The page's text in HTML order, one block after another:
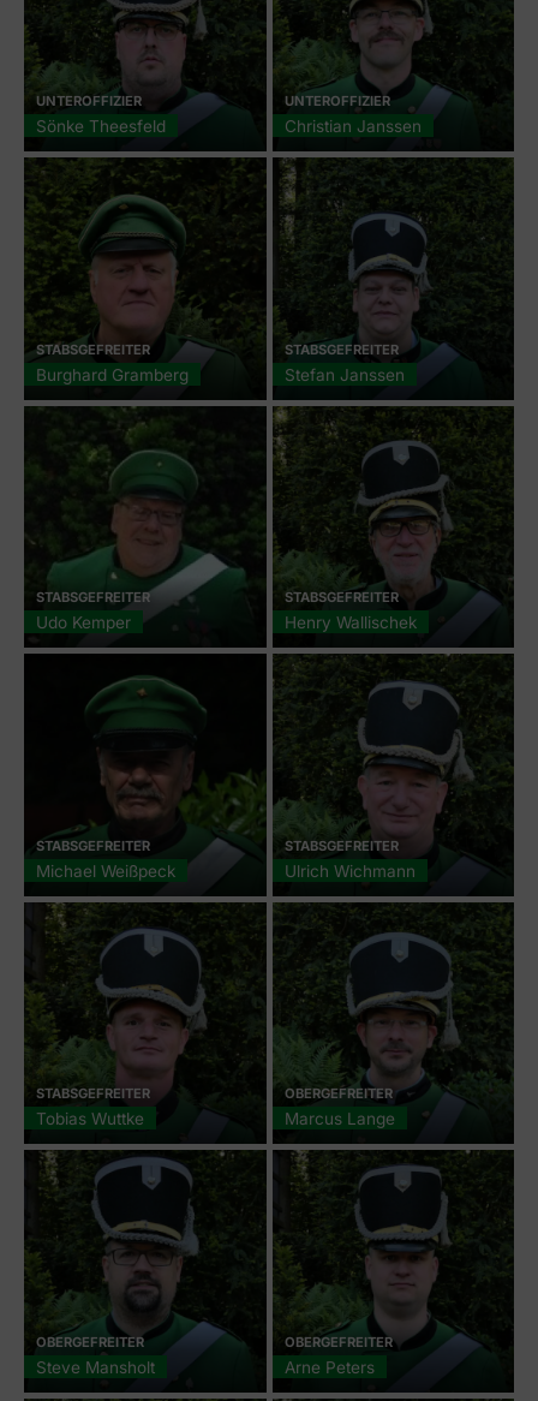
UNTEROFFIZIER
Sönke Theesfeld
UNTEROFFIZIER
Christian Janssen
STABSGEFREITER
Burghard Gramberg
STABSGEFREITER
Stefan Janssen
STABSGEFREITER
Udo Kemper
STABSGEFREITER
Henry Wallischek
STABSGEFREITER
Michael Weißpeck
STABSGEFREITER
Ulrich Wichmann
STABSGEFREITER
Tobias Wuttke
OBERGEFREITER
Marcus Lange
OBERGEFREITER
Steve Mansholt
OBERGEFREITER
Arne Peters